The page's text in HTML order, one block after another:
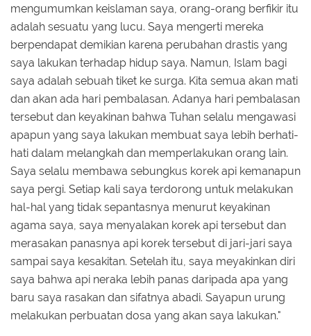
mengumumkan keislaman saya, orang-orang berfikir itu
adalah sesuatu yang lucu. Saya mengerti mereka
berpendapat demikian karena perubahan drastis yang
saya lakukan terhadap hidup saya. Namun, Islam bagi
saya adalah sebuah tiket ke surga. Kita semua akan mati
dan akan ada hari pembalasan. Adanya hari pembalasan
tersebut dan keyakinan bahwa Tuhan selalu mengawasi
apapun yang saya lakukan membuat saya lebih berhati-
hati dalam melangkah dan memperlakukan orang lain.
Saya selalu membawa sebungkus korek api kemanapun
saya pergi. Setiap kali saya terdorong untuk melakukan
hal-hal yang tidak sepantasnya menurut keyakinan
agama saya, saya menyalakan korek api tersebut dan
merasakan panasnya api korek tersebut di jari-jari saya
sampai saya kesakitan. Setelah itu, saya meyakinkan diri
saya bahwa api neraka lebih panas daripada apa yang
baru saya rasakan dan sifatnya abadi. Sayapun urung
melakukan perbuatan dosa yang akan saya lakukan."